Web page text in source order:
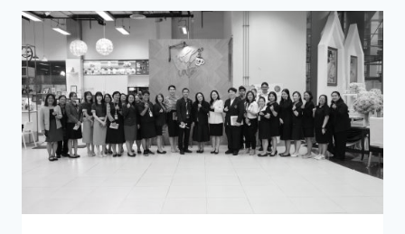
ร่วม
กับ
ศูนย์
สนเทศ
แนะแนว
การ
ศึกษา
และ
อาชีพ